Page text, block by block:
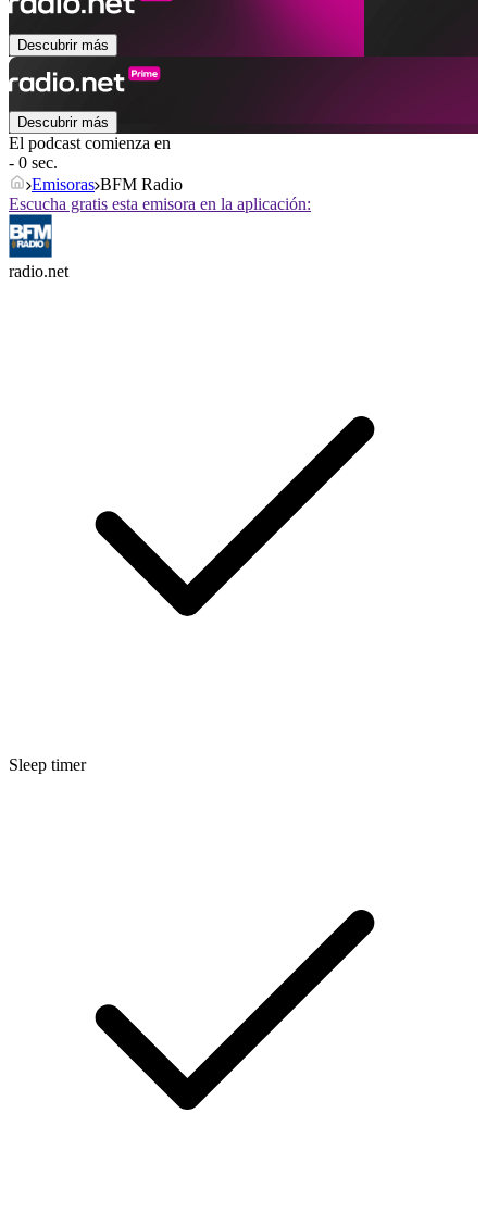
Descubrir más
Descubrir más
El podcast comienza en
- 0 sec.
Emisoras BFM Radio
Escucha gratis esta emisora en la aplicación:
radio.net
Sleep timer